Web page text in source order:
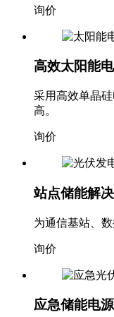
询价
高效太阳能
采用高效单晶
高。
询价
站点储能解
为通信基站、
询价
应急储能电